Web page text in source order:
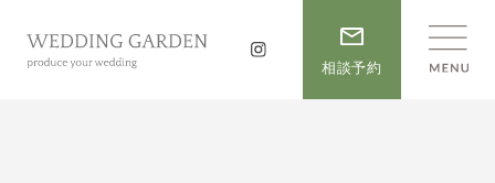
相談予約